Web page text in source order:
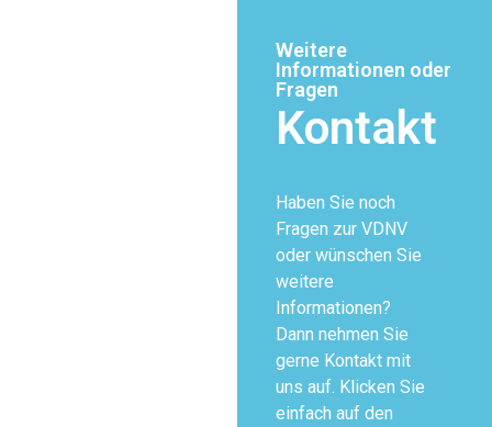
Weitere
Informationen oder
Fragen
Kontakt
Haben Sie noch
Fragen zur VDNV
oder wünschen Sie
weitere
Informationen?
Dann nehmen Sie
gerne Kontakt mit
uns auf. Klicken Sie
einfach auf den